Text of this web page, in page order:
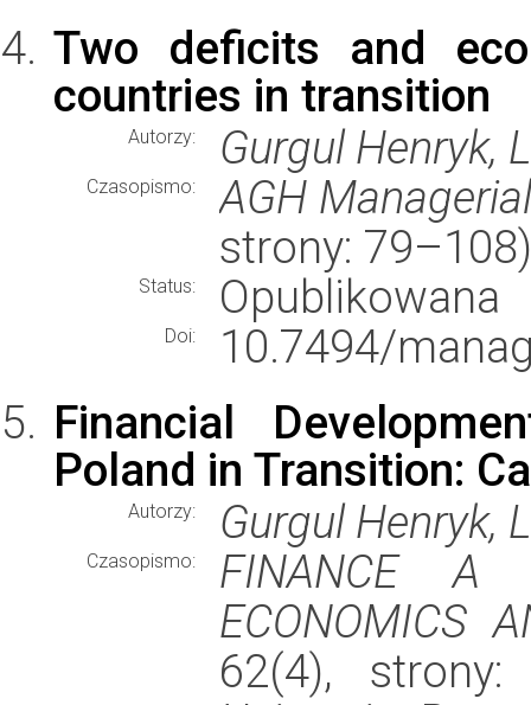
Two deficits and
countries in transition
Autorzy: Gurgul Henryk,
Czasopismo:
AGH
strony:
Status: Opublikowana
Doi:
10.7494/
Financial
Poland in Transition:
Autorzy: Gurgul Henryk,
Czasopismo:
FINANCE A
ECONOMICS
62(4),